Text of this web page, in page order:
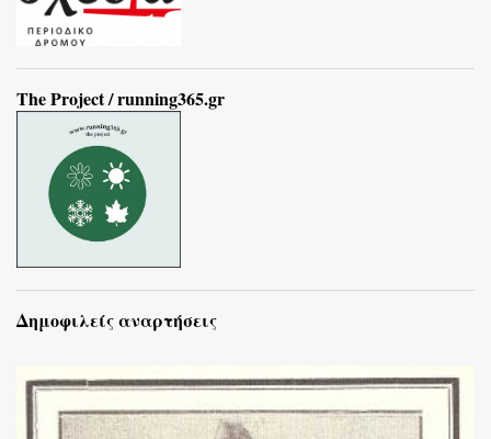
The Project / running365.gr
Δημοφιλείς αναρτήσεις